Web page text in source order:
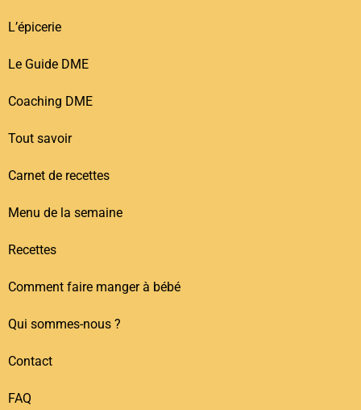
L’épicerie
Le Guide DME
Coaching DME
Tout savoir
Carnet de recettes
Menu de la semaine
Recettes
Comment faire manger à bébé
Qui sommes-nous ?
Contact
FAQ